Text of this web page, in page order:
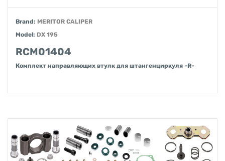
Brand: MERITOR CALIPER
Model: DX 195
RCM01404
Комплект направляющих втулк для штангенциркуля -R-